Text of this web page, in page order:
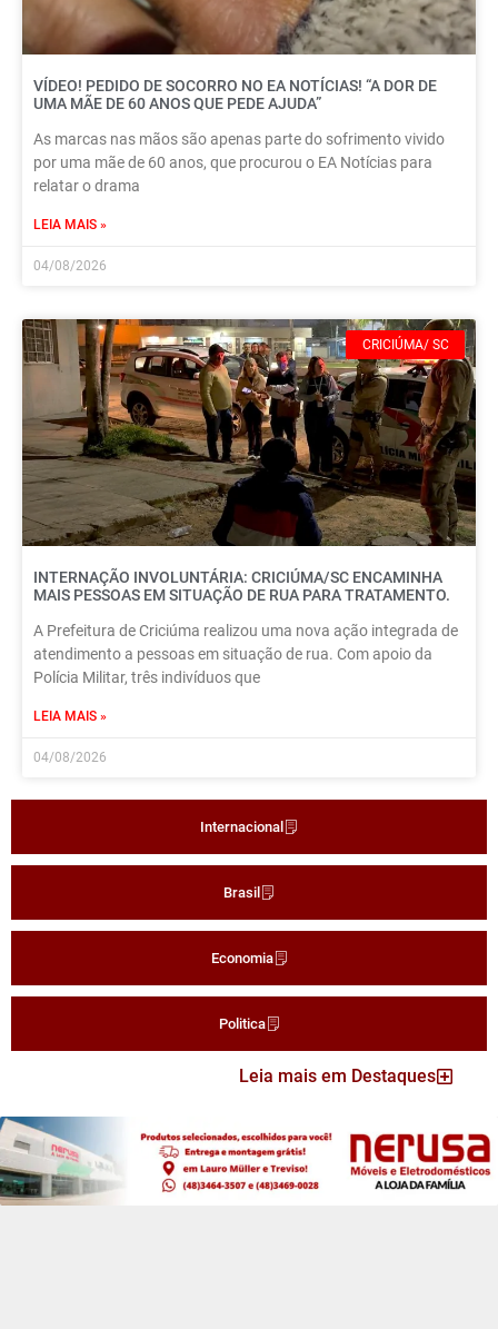
Internacional
Brasil
Economia
Politica
VÍDEO! PEDIDO DE SOCORRO NO EA NOTÍCIAS! “A DOR DE
UMA MÃE DE 60 ANOS QUE PEDE AJUDA”
As marcas nas mãos são apenas parte do sofrimento vivido
por uma mãe de 60 anos, que procurou o EA Notícias para
relatar o drama
LEIA MAIS »
04/08/2026
CRICIÚMA/ SC
INTERNAÇÃO INVOLUNTÁRIA: CRICIÚMA/SC ENCAMINHA
MAIS PESSOAS EM SITUAÇÃO DE RUA PARA TRATAMENTO.
A Prefeitura de Criciúma realizou uma nova ação integrada de
atendimento a pessoas em situação de rua. Com apoio da
Polícia Militar, três indivíduos que
LEIA MAIS »
04/08/2026
Leia mais em Destaques